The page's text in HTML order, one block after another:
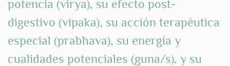
potencia (virya), su efecto post-
digestivo (vipaka), su acción terapéutica
especial (prabhava), su energía y
cualidades potenciales (guna/s), y su